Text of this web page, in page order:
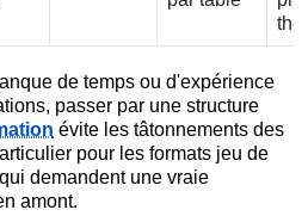
de temps ou d'expérience
passer par une structure
évite les tâtonnements des
pour les formats jeu de
demandent une vraie
amont.